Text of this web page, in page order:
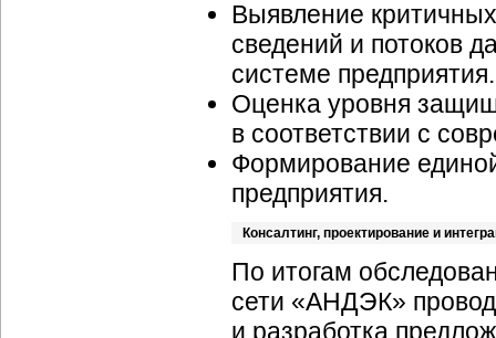
Выявление
сведений и потоков
системе предприятия.
Оценка уровня
в соответствии с
Формирование
предприятия.
Консалтинг, проектирование и
По итогам
сети «АНДЭК»
и разработка